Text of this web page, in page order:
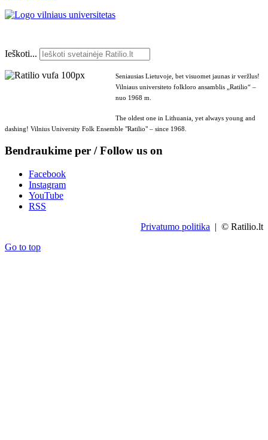
Ieškoti...
Seniausias Lietuvoje, bet visuomet jaunas ir veržlus!
Vilniaus universiteto folkloro ansamblis „Ratilio“ –
nuo 1968 m.
The oldest one in Lithuania, yet always young and
dashing! Vilnius University Folk Ensemble "Ratilio" – since 1968.
Bendraukime per / Follow us on
Facebook
Instagram
YouTube
RSS
Privatumo politika | © Ratilio.lt
Go to top